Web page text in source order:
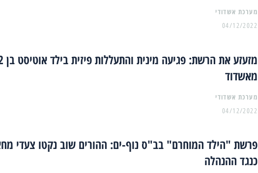
מערכת אשדודי
04/12/2022
מזעזע את
מאשדוד
מערכת אשדודי
04/12/2022
פרשת "הילד המוחרם" בב"ס נוף-ים: ההורים שוב נקטו צעדי
כנגד ההנהלה